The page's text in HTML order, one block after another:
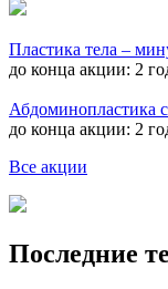
Пластика тела –
до конца акции: 2
Абдоминопластика
до конца акции: 2
Все акции
Последние